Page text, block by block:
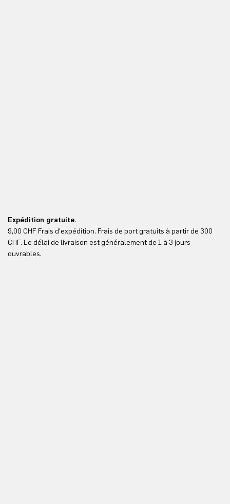
Expédition gratuite.
9,00 CHF Frais d'expédition. Frais de port gratuits à partir de 300
CHF. Le délai de livraison est généralement de 1 à 3 jours
ouvrables.